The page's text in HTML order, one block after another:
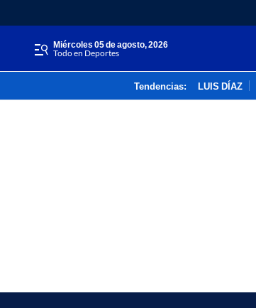
miércoles 05 de agosto, 2026
Todo en Deportes
Tendencias: LUIS DÍAZ